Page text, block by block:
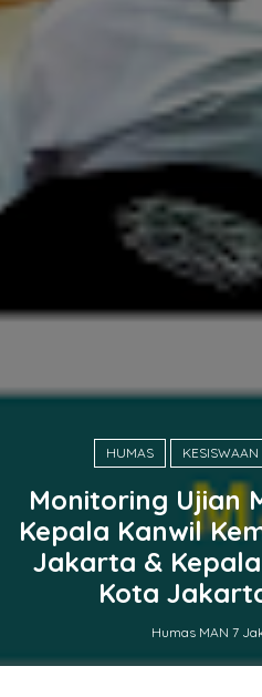
HUMAS KESISWAAN
Monitoring Ujian
Kepala Kanwil
Jakarta &
Kota
Humas MAN 7